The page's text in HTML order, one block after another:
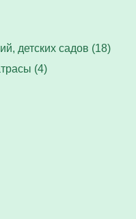
детских садов (18)
(4)